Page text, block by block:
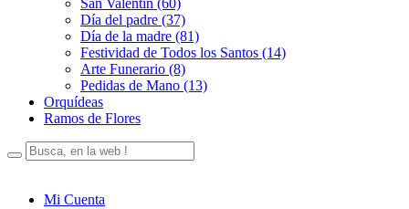
San Valentín (60)
Día del padre (37)
Día de la madre (81)
Festividad de Todos los Santos (14)
Arte Funerario (8)
Pedidas de Mano (13)
Orquídeas
Ramos de Flores
Mi Cuenta